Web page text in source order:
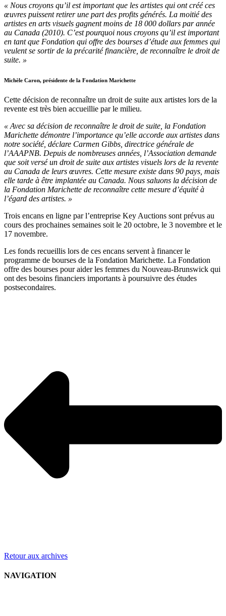
« Nous croyons qu’il est important que les artistes qui ont créé ces
œuvres puissent retirer une part des profits générés. La moitié des
artistes en arts visuels gagnent moins de 18 000 dollars par année
au Canada (2010). C’est pourquoi nous croyons qu’il est important
en tant que Fondation qui offre des bourses d’étude aux femmes qui
veulent se sortir de la précarité financière, de reconnaître le droit de
suite. »
Michèle Caron, présidente de la Fondation Marichette
Cette décision de reconnaître un droit de suite aux artistes lors de la
revente est très bien accueillie par le milieu.
« Avec sa décision de reconnaître le droit de suite, la Fondation
Marichette démontre l’importance qu’elle accorde aux artistes dans
notre société, déclare Carmen Gibbs, directrice générale de
l’AAAPNB. Depuis de nombreuses années, l’Association demande
que soit versé un droit de suite aux artistes visuels lors de la revente
au Canada de leurs œuvres. Cette mesure existe dans 90 pays, mais
elle tarde à être implantée au Canada. Nous saluons la décision de
la Fondation Marichette de reconnaître cette mesure d’équité à
l’égard des artistes. »
Trois encans en ligne par l’entreprise Key Auctions sont prévus au
cours des prochaines semaines soit le 20 octobre, le 3 novembre et le
17 novembre.
Les fonds recueillis lors de ces encans servent à financer le
programme de bourses de la Fondation Marichette. La Fondation
offre des bourses pour aider les femmes du Nouveau-Brunswick qui
ont des besoins financiers importants à poursuivre des études
postsecondaires.
Retour aux archives
NAVIGATION